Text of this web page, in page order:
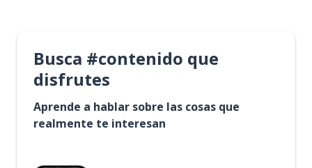
Busca #contenido que
disfrutes
Aprende a hablar sobre las cosas que
realmente te interesan